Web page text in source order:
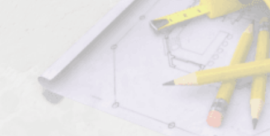
Должен знать: